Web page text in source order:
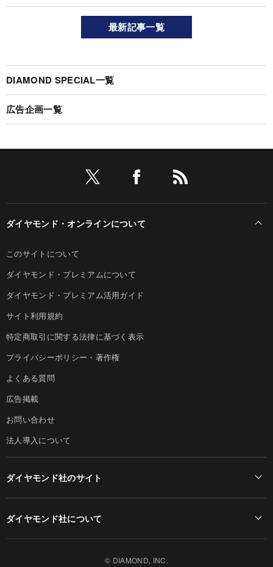
最新記事一覧
DIAMOND SPECIAL一覧
広告企画一覧
ダイヤモンド・オンラインについて
このサイトについて
ダイヤモンド・プレミアムについて
ダイヤモンド・プレミアム活用ガイド
サイト利用規約
特定商取引に関する法律に基づく表示
プライバシーポリシー・著作権
よくある質問
広告掲載
お問い合わせ
法人導入について
ダイヤモンド社のサイト
ダイヤモンド社について
© DIAMOND, INC.